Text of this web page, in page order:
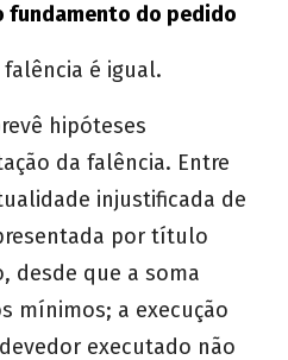
fundamento do pedido
é igual.
hipóteses
da falência. Entre
injustificada de
por título
desde que a soma
mínimos; a execução
executado não